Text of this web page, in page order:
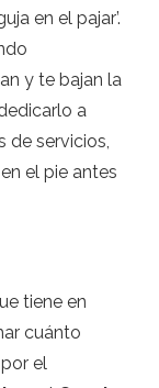
en el pajar’.
y te bajan la
a
de servicios,
el pie antes
tiene en
cuánto
el